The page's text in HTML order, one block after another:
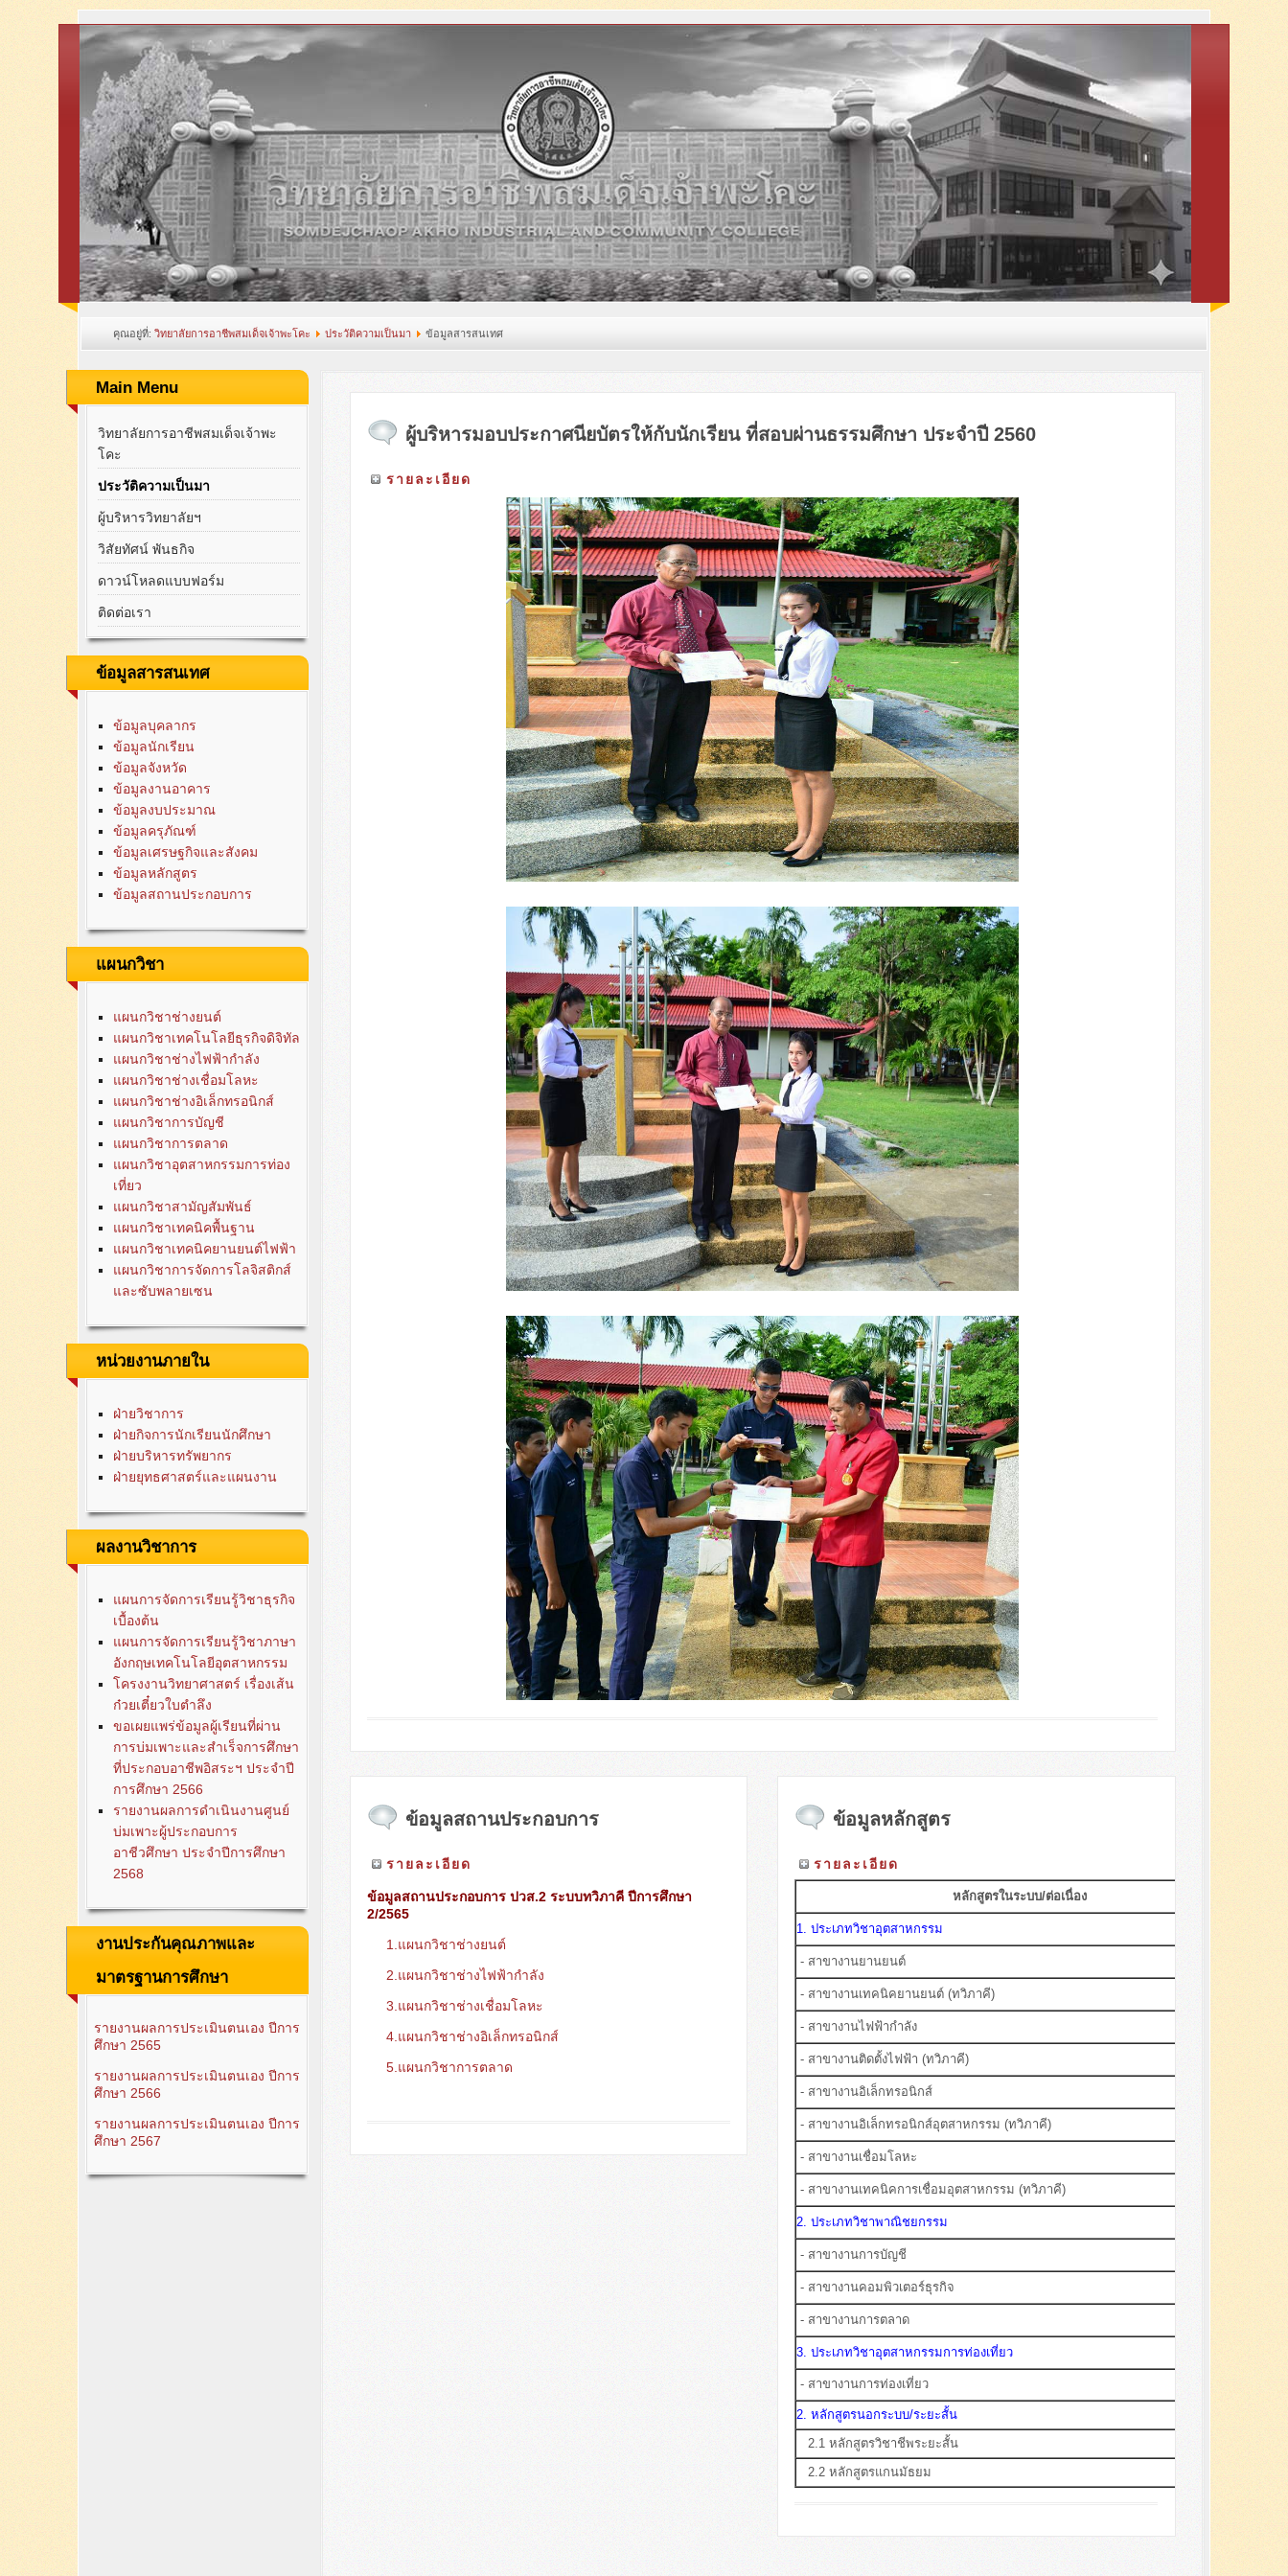
คุณอยู่ที่:วิทยาลัยการอาชีพสมเด็จเจ้าพะโคะ ประวัติความเป็นมา ข้อมูลสารสนเทศ
Main Menu
วิทยาลัยการอาชีพสมเด็จเจ้าพะ
โคะ
ประวัติความเป็นมา
ผู้บริหารวิทยาลัยฯ
วิสัยทัศน์ พันธกิจ
ดาวน์โหลดแบบฟอร์ม
ติดต่อเรา
ข้อมูลสารสนเทศ
ข้อมูลบุคลากร
ข้อมูลนักเรียน
ข้อมูลจังหวัด
ข้อมูลงานอาคาร
ข้อมูลงบประมาณ
ข้อมูลครุภัณฑ์
ข้อมูลเศรษฐกิจและสังคม
ข้อมูลหลักสูตร
ข้อมูลสถานประกอบการ
แผนกวิชา
แผนกวิชาช่างยนต์
แผนกวิชาเทคโนโลยีธุรกิจดิจิทัล
แผนกวิชาช่างไฟฟ้ากำลัง
แผนกวิชาช่างเชื่อมโลหะ
แผนกวิชาช่างอิเล็กทรอนิกส์
แผนกวิชาการบัญชี
แผนกวิชาการตลาด
แผนกวิชาอุตสาหกรรมการท่อง
เที่ยว
แผนกวิชาสามัญสัมพันธ์
แผนกวิชาเทคนิคพื้นฐาน
แผนกวิชาเทคนิคยานยนต์ไฟฟ้า
แผนกวิชาการจัดการโลจิสติกส์
และซับพลายเซน
หน่วยงานภายใน
ฝ่ายวิชาการ
ฝ่ายกิจการนักเรียนนักศึกษา
ฝ่ายบริหารทรัพยากร
ฝ่ายยุทธศาสตร์และแผนงาน
ผลงานวิชาการ
แผนการจัดการเรียนรู้วิชาธุรกิจ
เบื้องต้น
แผนการจัดการเรียนรู้วิชาภาษา
อังกฤษเทคโนโลยีอุตสาหกรรม
โครงงานวิทยาศาสตร์ เรื่องเส้น
ก๋วยเตี๋ยวใบตำลึง
ขอเผยแพร่ข้อมูลผู้เรียนที่ผ่าน
การบ่มเพาะและสำเร็จการศึกษา
ที่ประกอบอาชีพอิสระฯ ประจำปี
การศึกษา 2566
รายงานผลการดำเนินงานศูนย์
บ่มเพาะผู้ประกอบการ
อาชีวศึกษา ประจำปีการศึกษา
2568
งานประกันคุณภาพและ
มาตรฐานการศึกษา
รายงานผลการประเมินตนเอง ปีการ
ศึกษา 2565
รายงานผลการประเมินตนเอง ปีการ
ศึกษา 2566
รายงานผลการประเมินตนเอง ปีการ
ศึกษา 2567
ผู้บริหารมอบประกาศนียบัตรให้กับนักเรียน ที่สอบผ่านธรรมศึกษา ประจำปี 2560
รายละเอียด
ข้อมูลสถานประกอบการ
รายละเอียด
ข้อมูลสถานประกอบการ ปวส.2 ระบบทวิภาคี ปีการศึกษา
2/2565
1.แผนกวิชาช่างยนต์
2.แผนกวิชาช่างไฟฟ้ากำลัง
3.แผนกวิชาช่างเชื่อมโลหะ
4.แผนกวิชาช่างอิเล็กทรอนิกส์
5.แผนกวิชาการตลาด
ข้อมูลหลักสูตร
รายละเอียด
หลักสูตรในระบบ/ต่อเนื่อง
1. ประเภทวิชาอุตสาหกรรม
- สาขางานยานยนต์
- สาขางานเทคนิคยานยนต์ (ทวิภาคี)
- สาขางานไฟฟ้ากำลัง
- สาขางานติดตั้งไฟฟ้า (ทวิภาคี)
- สาขางานอิเล็กทรอนิกส์
- สาขางานอิเล็กทรอนิกส์อุตสาหกรรม (ทวิภาคี)
- สาขางานเชื่อมโลหะ
- สาขางานเทคนิคการเชื่อมอุตสาหกรรม (ทวิภาคี)
2. ประเภทวิชาพาณิชยกรรม
- สาขางานการบัญชี
- สาขางานคอมพิวเตอร์ธุรกิจ
- สาขางานการตลาด
3. ประเภทวิชาอุตสาหกรรมการท่องเที่ยว
- สาขางานการท่องเที่ยว
2. หลักสูตรนอกระบบ/ระยะสั้น
2.1 หลักสูตรวิชาชีพระยะสั้น
2.2 หลักสูตรแกนมัธยม